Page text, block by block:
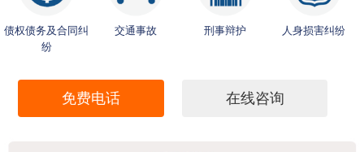
债权债务及合同纠
纷
交通事故 刑事辩护 人身损害纠纷
免费电话 在线咨询